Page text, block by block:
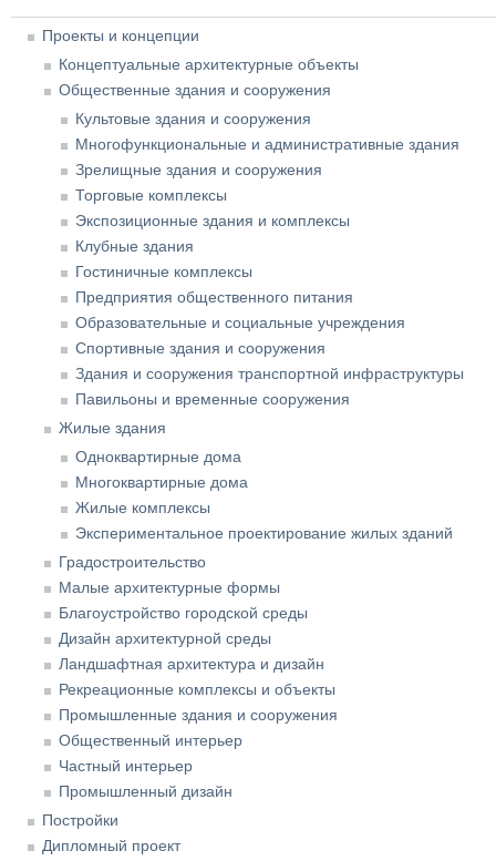
Проекты и концепции
Концептуальные архитектурные объекты
Общественные здания и сооружения
Культовые здания и сооружения
Многофункциональные и административные здания
Зрелищные здания и сооружения
Торговые комплексы
Экспозиционные здания и комплексы
Клубные здания
Гостиничные комплексы
Предприятия общественного питания
Образовательные и социальные учреждения
Спортивные здания и сооружения
Здания и сооружения транспортной инфраструктуры
Павильоны и временные сооружения
Жилые здания
Одноквартирные дома
Многоквартирные дома
Жилые комплексы
Экспериментальное проектирование жилых зданий
Градостроительство
Малые архитектурные формы
Благоустройство городской среды
Дизайн архитектурной среды
Ландшафтная архитектура и дизайн
Рекреационные комплексы и объекты
Промышленные здания и сооружения
Общественный интерьер
Частный интерьер
Промышленный дизайн
Постройки
Дипломный проект